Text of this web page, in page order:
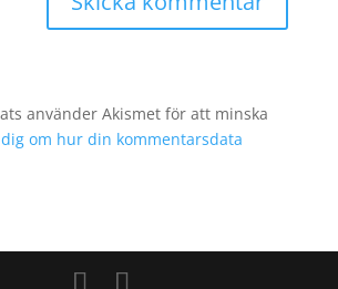
använder Akismet för att minska
om hur din kommentarsdata